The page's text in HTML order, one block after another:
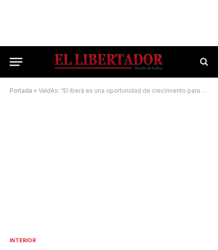
Portada » Valdés: “El Iberá es una oportunidad de crecimiento para todos”
INTERIOR